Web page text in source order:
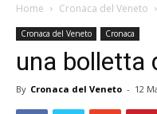
Home Cronaca del Veneto
Cronaca del Veneto Cronaca
una bolletta
By Cronaca del Veneto - 12